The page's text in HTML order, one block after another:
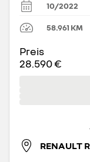
10/2022
58.961 KM
Preis
28.590 €